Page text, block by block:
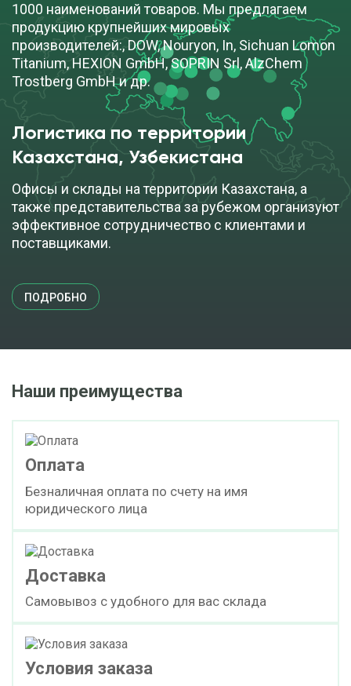
ДОБАВИТЬ В ЗАЯВКУ
Перкадокс GB-50Х
кор (25 кг) cкачать TDS
ПОД ЗАКАЗ
1000 наименований товаров. Мы предлагаем
продукцию крупнейших мировых
производителей:, DOW, Nouryon, In, Sichuan Lomon
Titanium, HEXION GmbH, SOPRIN Srl, AlzChem
Trostberg GmbH и др.
Логистика по территории
Казахстана, Узбекистана
Офисы и склады на территории Казахстана, а
также представительства за рубежом организуют
эффективное сотрудничество с клиентами и
поставщиками.
ПОДРОБНО
Наши преимущества
Оплата
Безналичная оплата по счету на имя
юридического лица
Доставка
Самовывоз с удобного для вас склада
Условия заказа